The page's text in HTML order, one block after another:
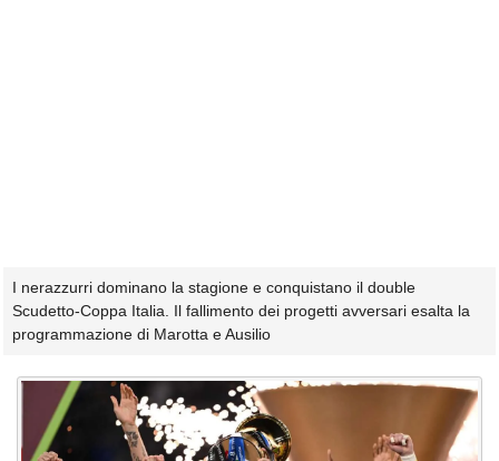
I nerazzurri dominano la stagione e conquistano il double
Scudetto-Coppa Italia. Il fallimento dei progetti avversari esalta la
programmazione di Marotta e Ausilio